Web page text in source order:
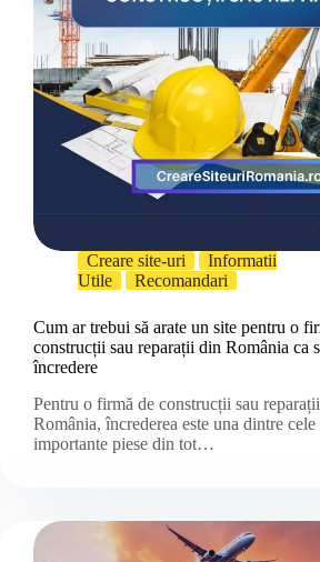
Creare site-uri
Informatii
Utile
Recomandari
Cum ar trebui să arate un site pentru o
construcții sau reparații din România ca
încredere
Pentru o firmă de construcții sau
România, încrederea este una dintre cele
importante piese din tot…